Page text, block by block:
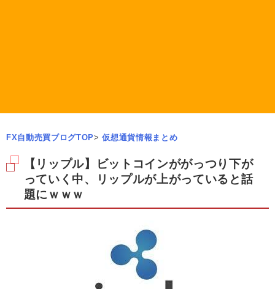
FX自動売買ブログTOP> 仮想通貨情報まとめ
【リップル】ビットコインががっつり下が
っていく中、リップルが上がっていると話
題にｗｗｗ